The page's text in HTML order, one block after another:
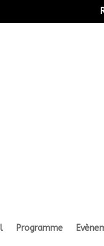
Programme